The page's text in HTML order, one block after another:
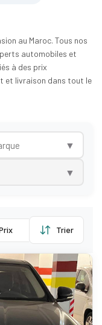
au Maroc. Tous nos
automobiles et
à des prix
et livraison dans tout le
▼
▼
Kilometers
Trier